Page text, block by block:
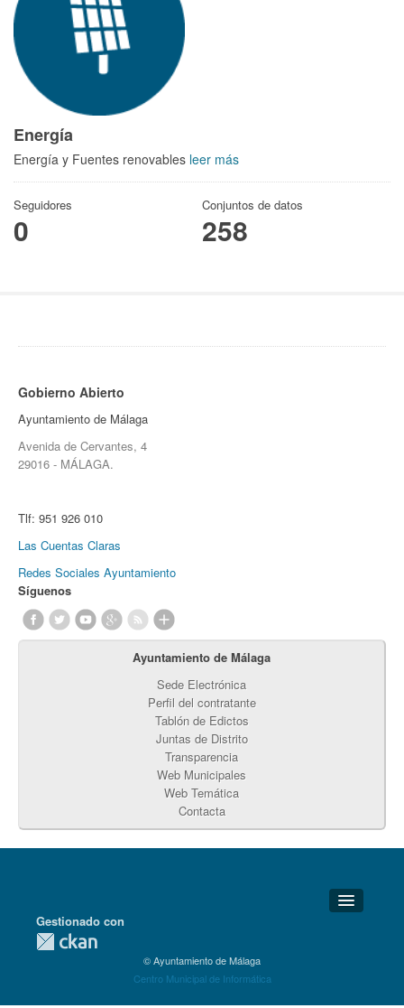
Energía
Energía y Fuentes renovables leer más
Seguidores
0
Conjuntos de datos
258
Gobierno Abierto
Ayuntamiento de Málaga
Avenida de Cervantes, 4
29016 - MÁLAGA.
Tlf: 951 926 010
Las Cuentas Claras
Redes Sociales Ayuntamiento
Síguenos
Ayuntamiento de Málaga
Sede Electrónica
Perfil del contratante
Tablón de Edictos
Juntas de Distrito
Transparencia
Web Municipales
Web Temática
Contacta
Detalles Técnicos
Gestionado con
© Ayuntamiento de Málaga
Centro Municipal de Informática